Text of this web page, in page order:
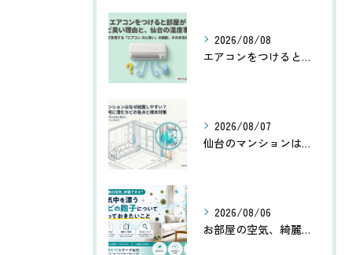
2026/08/08
エアコンをつけると部屋がカビ臭い理由と、仙台の湿度事情
2026/08/07
仙台のマンションはなぜ結露しやすい？高気密住宅に潜むカビの盲点
2026/08/06
お部屋の空気、綺麗ですか？空気中を漂うカビの胞子について知っておきたいこと